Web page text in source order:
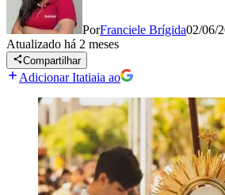
PorFranciele Brígida02/06/
Atualizado há 2 meses
Compartilhar
Adicionar Itatiaia ao